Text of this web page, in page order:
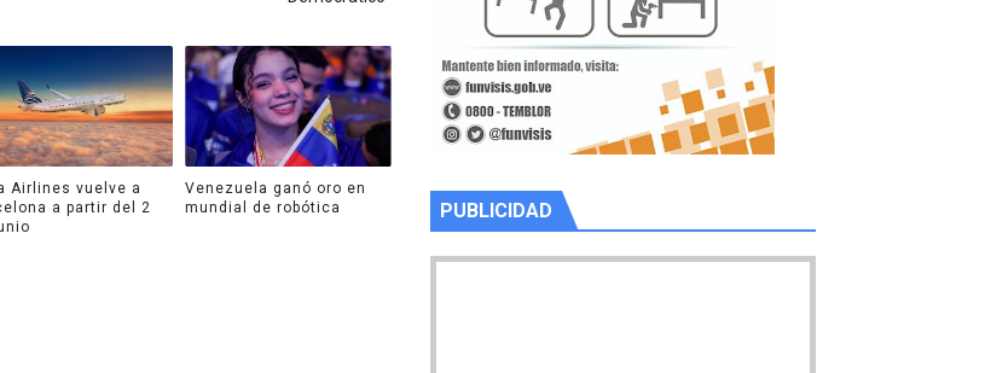
Airlines vuelve a
a partir del 2
Venezuela ganó oro en
mundial de robótica
PUBLICIDAD